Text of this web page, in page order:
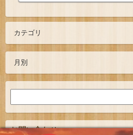
お問い合わせ